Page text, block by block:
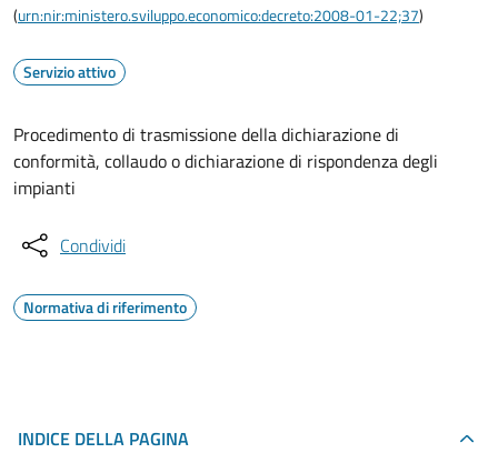
(urn:nir:ministero.sviluppo.economico:decreto:2008-01-22;37)
Servizio attivo
Procedimento di trasmissione della dichiarazione di
conformità, collaudo o dichiarazione di rispondenza degli
impianti
Condividi
Normativa di riferimento
INDICE DELLA PAGINA